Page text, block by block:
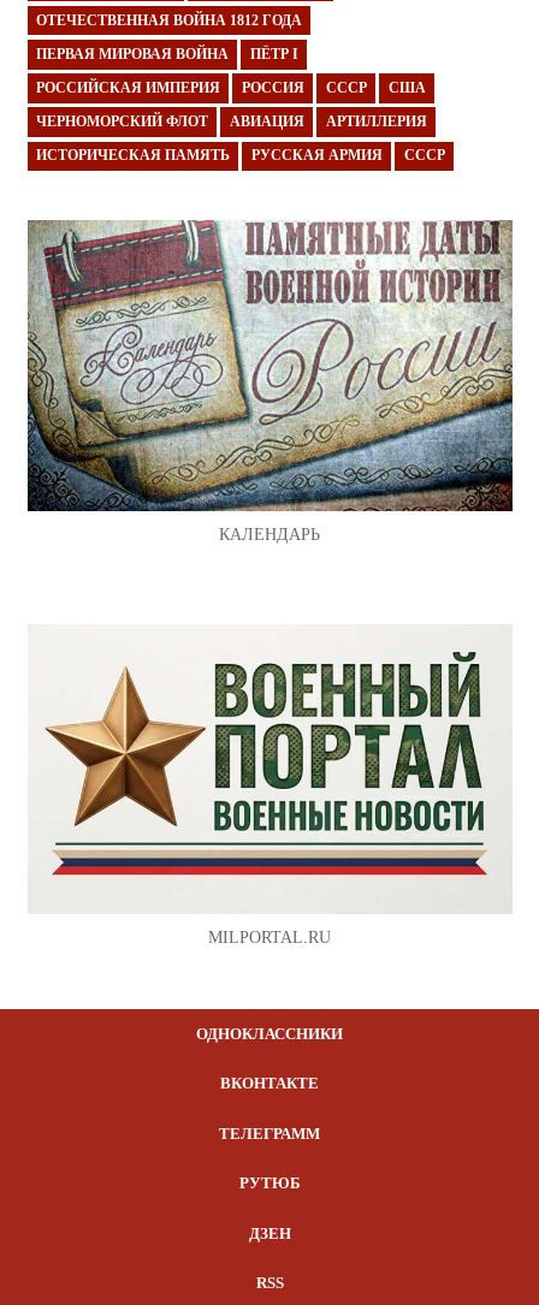
ОТЕЧЕСТВЕННАЯ ВОЙНА 1812 ГОДА
ПЕРВАЯ МИРОВАЯ ВОЙНА ПЁТР I
РОССИЙСКАЯ ИМПЕРИЯ РОССИЯ СССР США
ЧЕРНОМОРСКИЙ ФЛОТ АВИАЦИЯ АРТИЛЛЕРИЯ
ИСТОРИЧЕСКАЯ ПАМЯТЬ РУССКАЯ АРМИЯ СССР
КАЛЕНДАРЬ
MILPORTAL.RU
ОДНОКЛАССНИКИ
ВКОНТАКТЕ
ТЕЛЕГРАММ
РУТЮБ
ДЗЕН
RSS